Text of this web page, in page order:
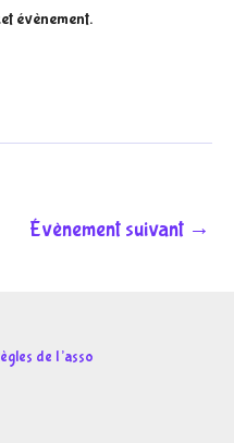
évènement.
Évènement suivant →
de l’asso